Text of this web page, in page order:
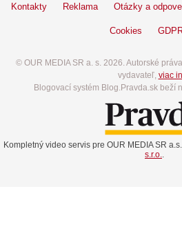
Kontakty Reklama Otázky a
Cookies
© OUR MEDIA SR a. s. 2026. Autorské
vydavateľ, viac
Blogovací systém Blog.Pravda.sk beží
Kompletný video servis pre OUR MEDIA SR
s.r.o.